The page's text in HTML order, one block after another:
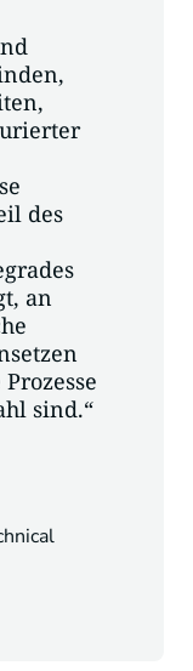
des
an
sind.“